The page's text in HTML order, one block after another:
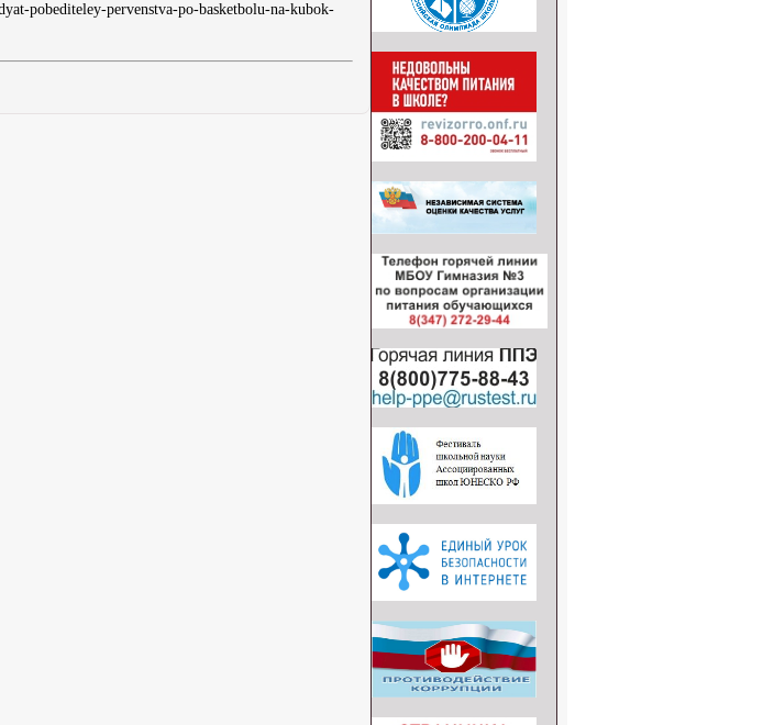
pobediteley-pervenstva-po-basketbolu-na-kubok-